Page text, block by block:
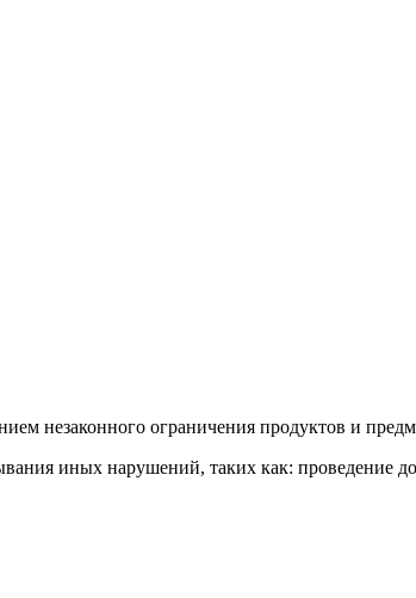
незаконного ограничения продуктов и
иных нарушений, таких как: